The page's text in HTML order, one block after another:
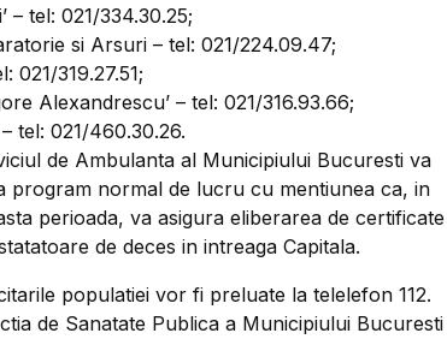
– tel: 021/334.30.25;
si Arsuri – tel: 021/224.09.47;
021/319.27.51;
Alexandrescu’ – tel: 021/316.93.66;
tel: 021/460.30.26.
de Ambulanta al Municipiului Bucuresti va
program normal de lucru cu mentiunea ca, in
perioada, va asigura eliberarea de certificate
de deces in intreaga Capitala.
populatiei vor fi preluate la telelefon 112.
de Sanatate Publica a Municipiului Bucuresti